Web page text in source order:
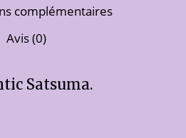
complémentaires
Avis (0)
Satsuma.